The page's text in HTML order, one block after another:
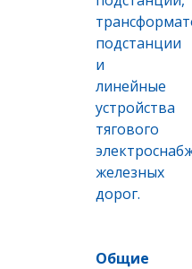
подстанции
и
линейные
устройства
тягового
железных
дорог.
Общие